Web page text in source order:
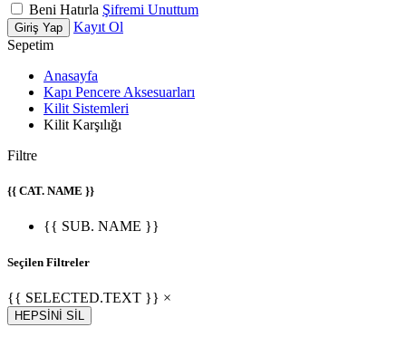
Beni Hatırla Şifremi Unuttum
Giriş Yap
Kayıt Ol
Sepetim
Anasayfa
Kapı Pencere Aksesuarları
Kilit Sistemleri
Kilit Karşılığı
Filtre
{{ CAT. NAME }}
{{ SUB. NAME }}
Seçilen Filtreler
{{ SELECTED.TEXT }} ×
HEPSİNİ SİL